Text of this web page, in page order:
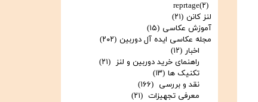
reprtage(۲)
لنز کانن (۲۱)
آموزش عکاسی (۱۵)
مجله عکاسی ایده آل دوربین (۲۰۲)
اخبار (۱۲)
راهنمای خرید دوربین و لنز (۲۱)
تکنیک ها (۱۳)
نقد و بررسی (۱۶۶)
معرفی تجهیزات (۲۱)